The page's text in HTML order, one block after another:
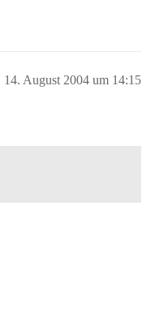
14. August 2004 um 14:15